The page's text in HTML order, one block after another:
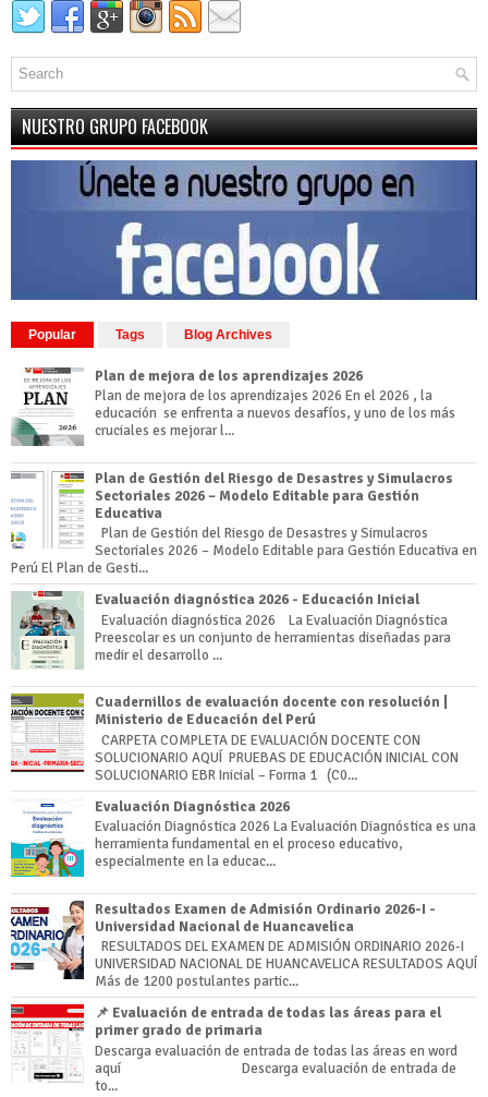
NUESTRO GRUPO FACEBOOK
Popular Tags Blog Archives
Plan de mejora de los aprendizajes 2026
Plan de mejora de los aprendizajes 2026 En el 2026 , la
educación se enfrenta a nuevos desafíos, y uno de los más
cruciales es mejorar l...
Plan de Gestión del Riesgo de Desastres y Simulacros
Sectoriales 2026 – Modelo Editable para Gestión
Educativa
Plan de Gestión del Riesgo de Desastres y Simulacros
Sectoriales 2026 – Modelo Editable para Gestión Educativa en
Perú El Plan de Gesti...
Evaluación diagnóstica 2026 - Educación Inicial
Evaluación diagnóstica 2026 La Evaluación Diagnóstica
Preescolar es un conjunto de herramientas diseñadas para
medir el desarrollo ...
Cuadernillos de evaluación docente con resolución |
Ministerio de Educación del Perú
CARPETA COMPLETA DE EVALUACIÓN DOCENTE CON
SOLUCIONARIO AQUÍ PRUEBAS DE EDUCACIÓN INICIAL CON
SOLUCIONARIO EBR Inicial – Forma 1 (C0...
Evaluación Diagnóstica 2026
Evaluación Diagnóstica 2026 La Evaluación Diagnóstica es una
herramienta fundamental en el proceso educativo,
especialmente en la educac...
Resultados Examen de Admisión Ordinario 2026-I -
Universidad Nacional de Huancavelica
RESULTADOS DEL EXAMEN DE ADMISIÓN ORDINARIO 2026-I
UNIVERSIDAD NACIONAL DE HUANCAVELICA RESULTADOS AQUÍ
Más de 1200 postulantes partic...
📌 Evaluación de entrada de todas las áreas para el
primer grado de primaria
Descarga evaluación de entrada de todas las áreas en word
aquí Descarga evaluación de entrada de
to...